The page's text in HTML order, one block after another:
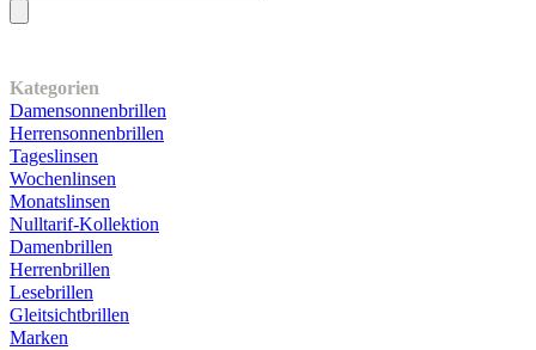
Kategorien
Damensonnenbrillen
Herrensonnenbrillen
Tageslinsen
Wochenlinsen
Monatslinsen
Nulltarif-Kollektion
Damenbrillen
Herrenbrillen
Lesebrillen
Gleitsichtbrillen
Marken